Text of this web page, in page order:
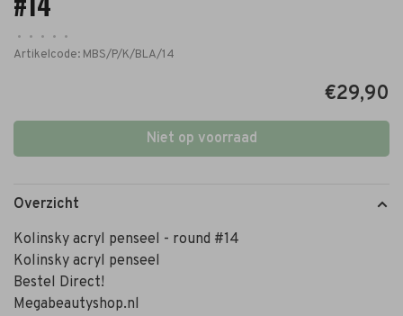
• • • •
•
Artikelcode: MBS/P/K/BLA/14
€29,90
Niet op voorraad
Overzicht
Kolinsky acryl penseel - round #14
Kolinsky acryl penseel
Bestel Direct!
Megabeautyshop.nl